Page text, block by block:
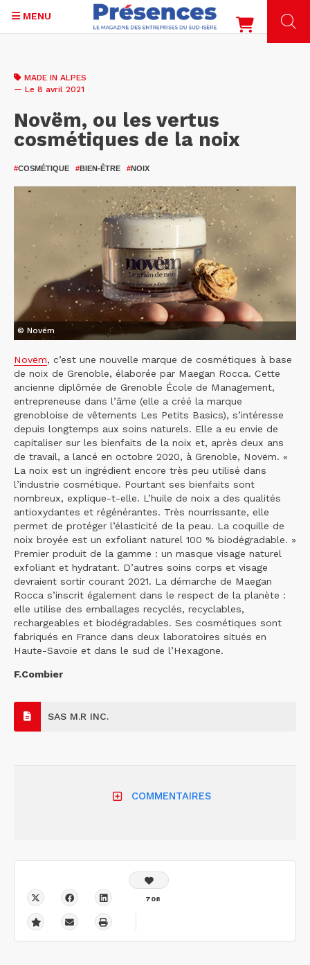
contenu
MENU
MADE IN ALPES
— Le 8 avril 2021
Novëm, ou les vertus
cosmétiques de la noix
#COSMÉTIQUE #BIEN-ÊTRE #NOIX
© Novëm
Novëm, c’est une nouvelle marque de cosmétiques à base
de noix de Grenoble, élaborée par Maegan Rocca. Cette
ancienne diplômée de Grenoble École de Management,
entrepreneuse dans l’âme (elle a créé la marque
grenobloise de vêtements Les Petits Basics), s’intéresse
depuis longtemps aux soins naturels. Elle a eu envie de
capitaliser sur les bienfaits de la noix et, après deux ans
de travail, a lancé en octobre 2020, à Grenoble, Novëm. «
La noix est un ingrédient encore très peu utilisé dans
l’industrie cosmétique. Pourtant ses bienfaits sont
nombreux, explique-t-elle. L’huile de noix a des qualités
antioxydantes et régénérantes. Très nourrissante, elle
permet de protéger l’élasticité de la peau. La coquille de
noix broyée est un exfoliant naturel 100 % biodégradable. »
Premier produit de la gamme : un masque visage naturel
exfoliant et hydratant. D’autres soins corps et visage
devraient sortir courant 2021. La démarche de Maegan
Rocca s’inscrit également dans le respect de la planète :
elle utilise des emballages recyclés, recyclables,
rechargeables et biodégradables. Ses cosmétiques sont
fabriqués en France dans deux laboratoires situés en
Haute-Savoie et dans le sud de l’Hexagone.
F.Combier
SAS M.R INC.
COMMENTAIRES
708